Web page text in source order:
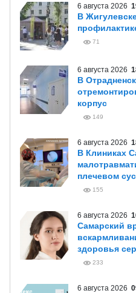
6 августа 2026
В
71
6 августа 2026
В
корпус
149
6 августа 2026
В Клиниках
плечевом
155
6 августа 2026
Самарский
здоровья
233
6 августа 2026